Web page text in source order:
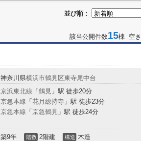
並び順：
該当公開件数15棟 空
神奈川県横浜市鶴見区東寺尾中台
京浜東北線 「 鶴見 」駅 徒歩20分
京急本線 「 花月総持寺 」駅 徒歩23分
京急本線 「 京急鶴見 」駅 徒歩24分
築9年 階数 2階建 構造 木造